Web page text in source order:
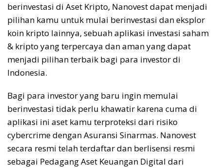
berinvestasi di Aset Kripto, Nanovest dapat menjadi
pilihan kamu untuk mulai berinvestasi dan eksplor
koin kripto lainnya, sebuah aplikasi investasi saham
& kripto yang terpercaya dan aman yang dapat
menjadi pilihan terbaik bagi para investor di
Indonesia.
Bagi para investor yang baru ingin memulai
berinvestasi tidak perlu khawatir karena cuma di
aplikasi ini aset kamu terproteksi dari risiko
cybercrime dengan Asuransi Sinarmas. Nanovest
secara resmi telah terdaftar dan berlisensi resmi
sebagai Pedagang Aset Keuangan Digital dari